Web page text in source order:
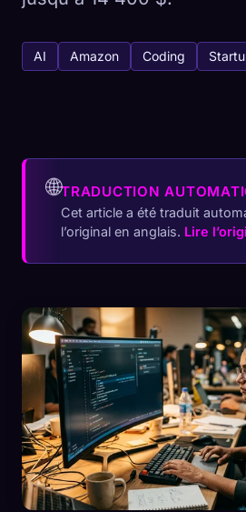
AI Amazon Coding
🌐TRADUCTION
Cet article a été traduit
l’original en anglais. Lire